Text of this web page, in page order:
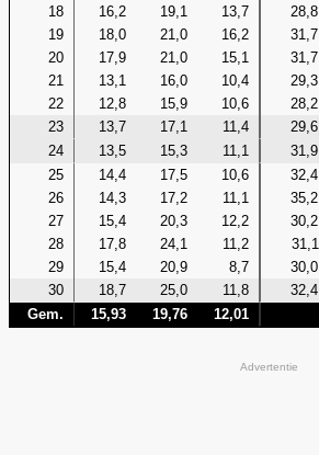
18
16,2 19,1 13,7
19
18,0 21,0 16,2
20
17,9 21,0 15,1
21
13,1 16,0 10,4
22
12,8 15,9 10,6
23
13,7 17,1 11,4
24
13,5 15,3 11,1
25
14,4 17,5 10,6
26
14,3 17,2 11,1
27
15,4 20,3 12,2
28
17,8 24,1 11,2
29
15,4 20,9 8,7
30
18,7 25,0 11,8
Gem.
15,93 19,76 12,01
Advertentie